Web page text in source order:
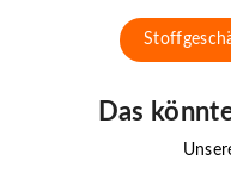
Das